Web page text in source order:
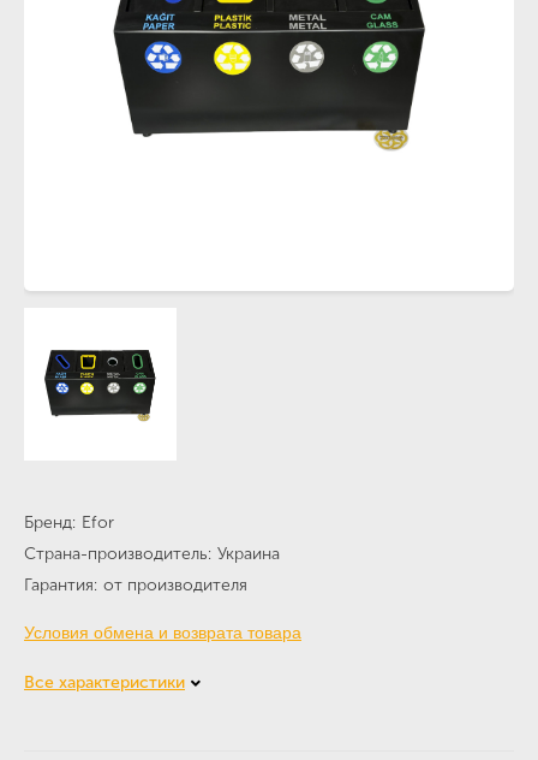
Бренд Efor
Страна-производитель Украина
Гарантия от производителя
Условия обмена и возврата товара
Все характеристики